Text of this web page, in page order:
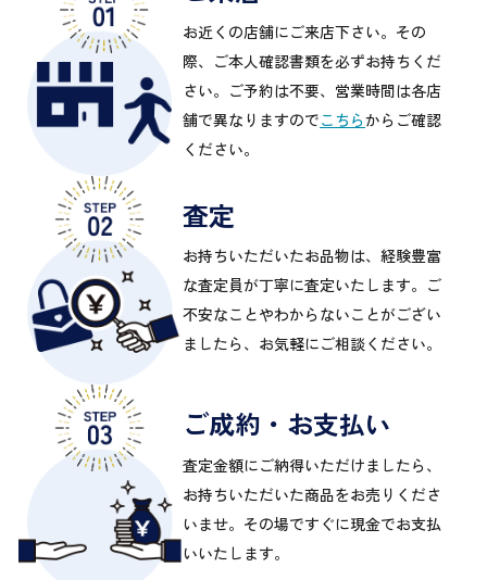
お近くの店舗にご来店下さい。その
際、ご本人確認書類を必ずお持ちくだ
さい。ご予約は不要、営業時間は各店
舗で異なりますのでこちらからご確認
ください。
査定
お持ちいただいたお品物は、経験豊富
な査定員が丁寧に査定いたします。ご
不安なことやわからないことがござい
ましたら、お気軽にご相談ください。
ご成約・お支払い
査定金額にご納得いただけましたら、
お持ちいただいた商品をお売りくださ
いませ。その場ですぐに現金でお支払
いいたします。